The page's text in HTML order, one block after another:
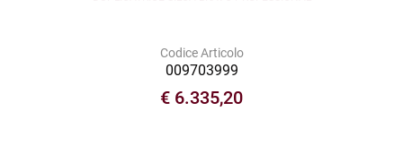
Codice Articolo
009703999
€ 6.335,20